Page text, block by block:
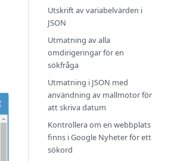
Utskrift av variabelvärden i
JSON
Utmatning av alla
omdirigeringar för en
sökfråga
Utmatning i JSON med
användning av mallmotor för
att skriva datum
Kontrollera om en webbplats
finns i Google Nyheter för ett
sökord